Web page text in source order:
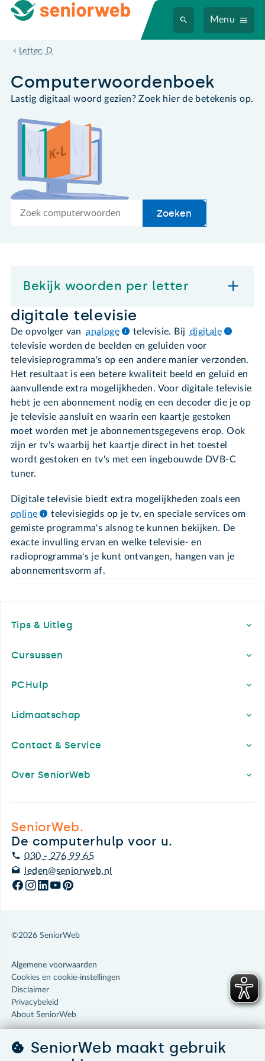
Menu
Letter: D
digitale televisie
Computer­woordenboek
Lastig digitaal woord gezien? Zoek hier de betekenis op.
Zoek
Zoeken
Bekijk woorden per letter
digitale televisie
De opvolger van analoge televisie. Bij digitale
televisie worden de beelden en geluiden voor
televisieprogramma's op een andere manier verzonden.
Het resultaat is een betere kwaliteit beeld en geluid en
aanvullende extra mogelijkheden. Voor digitale televisie
hebt je een abonnement nodig en een decoder die je op
je televisie aansluit en waarin een kaartje gestoken
moet worden met je abonnementsgegevens erop. Ook
zijn er tv's waarbij het kaartje direct in het toestel
wordt gestoken en tv's met een ingebouwde DVB-C
tuner.
Digitale televisie biedt extra mogelijkheden zoals een
online
televisiegids op je tv, en speciale services om
gemiste programma's alsnog te kunnen bekijken. De
exacte invulling ervan en welke televisie- en
radioprogramma's je kunt ontvangen, hangen van je
abonnementsvorm af.
Tips & Uitleg
Cursussen
PCHulp
Lidmaatschap
Contact & Service
Over SeniorWeb
SeniorWeb.
De computerhulp voor u.
030 - 276 99 65
leden@seniorweb.nl
©2026 SeniorWeb
Algemene voorwaarden
Cookies en cookie-instellingen
Disclaimer
Privacybeleid
About SeniorWeb
SeniorWeb maakt gebruik